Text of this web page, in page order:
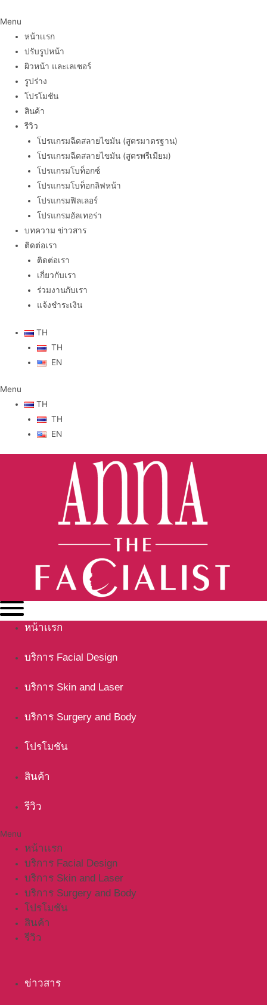
Menu
หน้าเเรก
ปรับรูปหน้า
ผิวหน้า และเลเซอร์
รูปร่าง
โปรโมชัน
สินค้า
รีวิว
โปรแกรมฉีดสลายไขมัน (สูตรมาตรฐาน)
โปรแกรมฉีดสลายไขมัน (สูตรพรีเมียม)
โปรแกรมโบท็อกซ์
โปรแกรมโบท็อกลิฟหน้า
โปรแกรมฟิลเลอร์
โปรแกรมอัลเทอร่า
บทความ ข่าวสาร
ติดต่อเรา
ติดต่อเรา
เกี่ยวกับเรา
ร่วมงานกับเรา
แจ้งชำระเงิน
TH
TH
EN
Menu
TH
TH
EN
หน้าเเรก
บริการ Facial Design
บริการ Skin and Laser
บริการ Surgery and Body
โปรโมชัน
สินค้า
รีวิว
Menu
หน้าเเรก
บริการ Facial Design
บริการ Skin and Laser
บริการ Surgery and Body
โปรโมชัน
สินค้า
รีวิว
ข่าวสาร